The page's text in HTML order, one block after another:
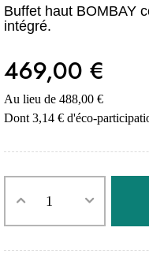
Buffet haut BOMBAY
intégré.
469,00 €
Au lieu de 488,00 €
Dont 3,14 € d'éco-